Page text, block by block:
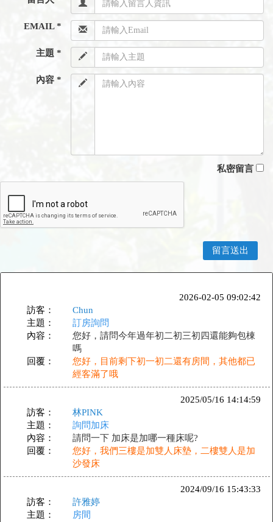
EMAIL *
主題 *
內容 *
私密留言
2026-02-05 09:02:42
訪客：
Chun
主題：
訂房詢問
內容：
您好，請問今年過年初二初三初四還能夠包棟
嗎
回覆：
您好，目前剩下初一初二還有房間，其他都已
經客滿了哦
2025/05/16 14:14:59
訪客：
林PINK
主題：
詢問加床
內容：
請問一下 加床是加哪一種床呢?
回覆：
您好，我們三樓是加雙人床墊，二樓雙人是加
沙發床
2024/09/16 15:43:33
訪客：
許雅婷
主題：
房間